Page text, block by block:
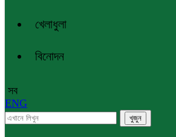
খেলাধুলা
বিনোদন
সব
ENG